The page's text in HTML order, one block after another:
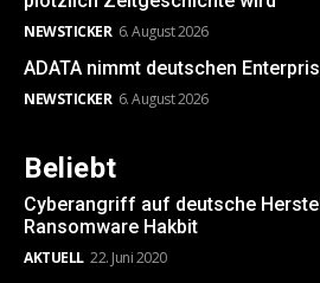
NEWSTICKER 6. August 2026
ADATA nimmt deutschen
NEWSTICKER 6. August 2026
Beliebt
Cyberangriff auf deutsche
Ransomware Hakbit
AKTUELL 22. Juni 2020